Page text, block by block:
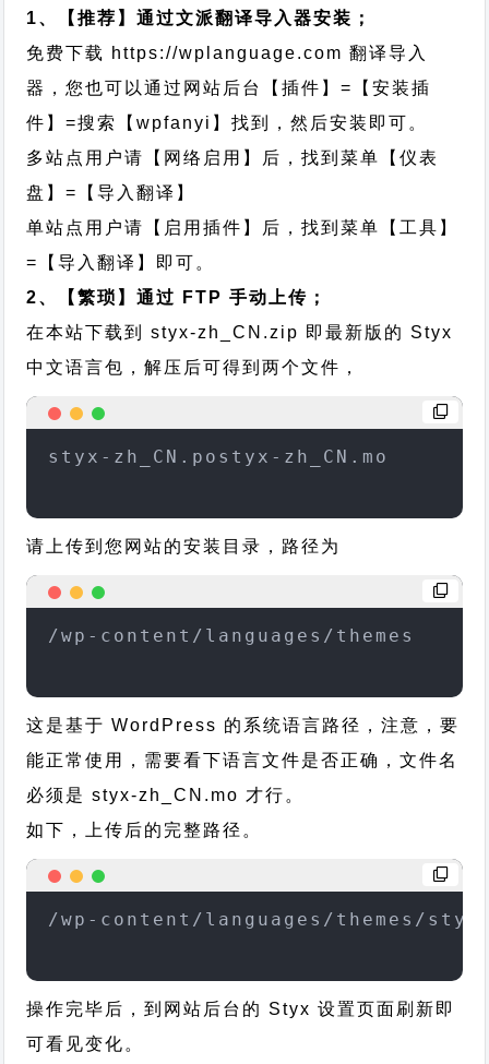
1、【推荐】通过文派翻译导入器安装；
免费下载 https://wplanguage.com 翻译导入
器，您也可以通过网站后台【插件】=【安装插
件】=搜索【wpfanyi】找到，然后安装即可。
多站点用户请【网络启用】后，找到菜单【仪表
盘】=【导入翻译】
单站点用户请【启用插件】后，找到菜单【工具】
=【导入翻译】即可。
2、【繁琐】通过 FTP 手动上传；
在本站下载到styx-zh_CN.zip 即最新版的 Styx
中文语言包，解压后可得到两个文件，
styx-zh_CN.postyx-zh_CN.mo
请上传到您网站的安装目录，路径为
/wp-content/languages/themes
这是基于 WordPress 的系统语言路径，注意，要
能正常使用，需要看下语言文件是否正确，文件名
必须是 styx-zh_CN.mo 才行。
如下，上传后的完整路径。
/wp-content/languages/themes/styx-
操作完毕后，到网站后台的 Styx 设置页面刷新即
可看见变化。